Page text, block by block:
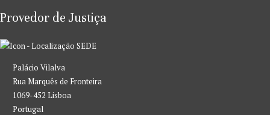
Provedor de Justiça
SEDE
Palácio Vilalva
Rua Marquês de Fronteira
1069-452 Lisboa
Portugal